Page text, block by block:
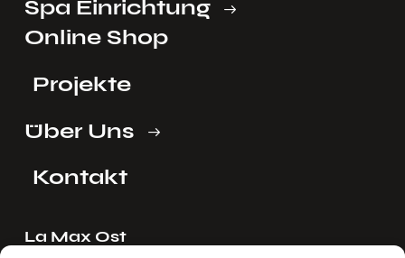
Spa Einrichtung
Online Shop
Projekte
Über Uns
Kontakt
La Max Ost